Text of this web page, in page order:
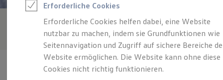
Rettungsdienste
ONE Business ID Vorteile
Fahrzeugsuche & Marktplatz
Fahrzeugsuche
Fahrzeuge online kaufen
Digitaler Marktplatz
Kauf & Finanzierung
Online-Fahrzeugbewertung
Erforderliche Cookies
Erforderliche Cookies helfen dabei, eine Website
nutzbar zu machen, indem sie Grundfunktionen wie
Seitennavigation und Zugriff auf sichere Bereiche
Website ermöglichen. Die Website kann ohne diese
Cookies nicht richtig funktionieren.